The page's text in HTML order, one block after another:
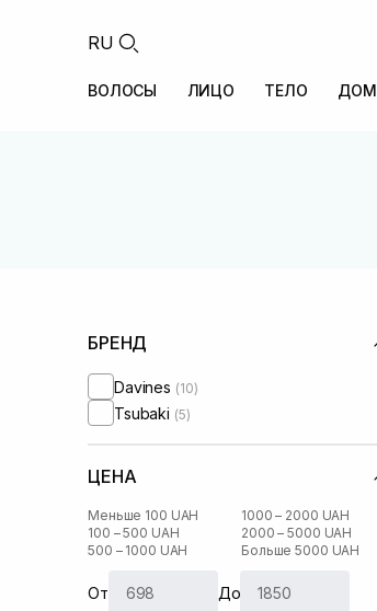
RU
ВОЛОСЫ ЛИЦО ТЕЛО ДОМ
БРЕНД
Davines (10)
Tsubaki (5)
ЦЕНА
Меньше 100 UAH
100 – 500 UAH
500 – 1000 UAH
1000 – 2000 UAH
2000 – 5000 UAH
Больше 5000 UAH
От До